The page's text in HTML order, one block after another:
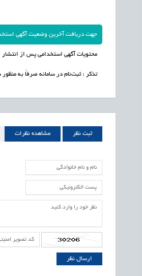
جهت دریافت آخرین وضعیت آگهی استخدامی صرافی های تبریز
محتویات آگهی استخدامی پس از
تذکر : ثبت‌نام در سامانه صرفاً به
ثبت نظر مشاهده نظرات